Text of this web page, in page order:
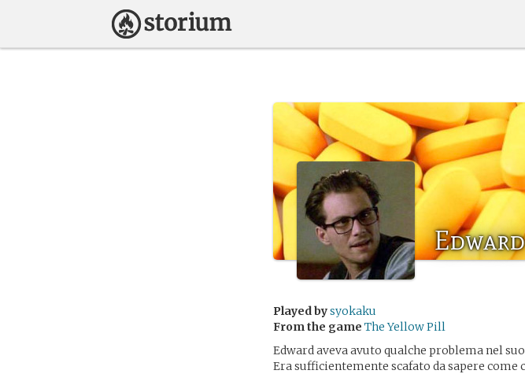
Played bysyokaku
From the game The Yellow Pill
Edward aveva avuto qualche problema nel
Era sufficientemente scafato da sapere